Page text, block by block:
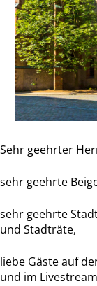
Sehr geehrter
sehr geehrte
sehr geehrte
und Stadträte,
liebe Gäste auf
und im